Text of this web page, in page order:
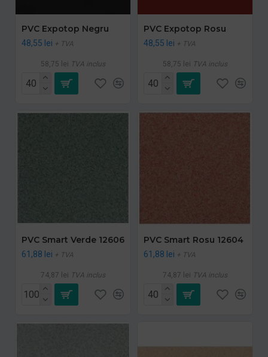
PVC Expotop Negru
48,55 lei + TVA
58,75 lei TVA inclus
PVC Expotop Rosu
48,55 lei + TVA
58,75 lei TVA inclus
PVC Smart Verde 12606
61,88 lei + TVA
74,87 lei TVA inclus
PVC Smart Rosu 12604
61,88 lei + TVA
74,87 lei TVA inclus